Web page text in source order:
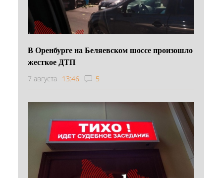
В Оренбурге на Беляевском шоссе произошло
жесткое ДТП
7 августа 13:46 5